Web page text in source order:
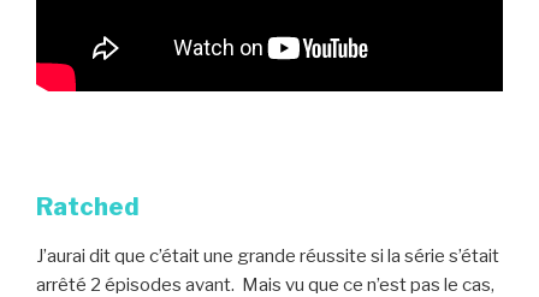
Ratched
J’aurai dit que c’était une grande réussite si la série s’était
arrêté 2 épisodes avant. Mais vu que ce n’est pas le cas,